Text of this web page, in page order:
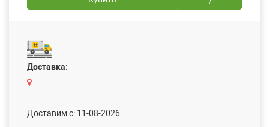
Доставка:
Доставим c: 11-08-2026